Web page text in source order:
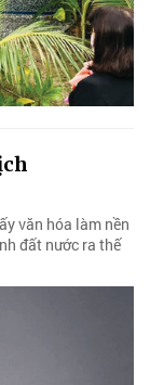
văn hóa làm nền
đất nước ra thế